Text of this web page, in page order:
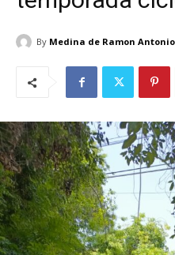
By Medina de Ramon Antonio